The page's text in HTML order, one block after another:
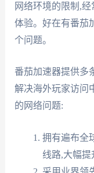
网络环境的限制,
体验。好在有番茄
个问题。
番茄加速器提供多
解决海外玩家访问
的网络问题:
拥有遍布全
线路,大幅提